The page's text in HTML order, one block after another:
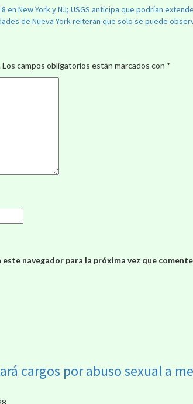
New York y NJ; USGS anticipa que podrían
de Nueva York reiteran que solo se puede
Los campos obligatorios están marcados con *
navegador para la próxima vez que
cargos por abuso sexual a